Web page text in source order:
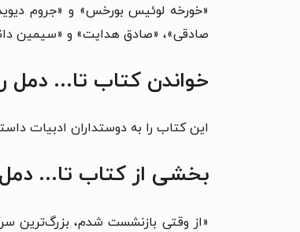
«خورخه لوئیس بورخس» و «جروم
صادقی»، «صادق هدایت» و «سیمین
خواندن کتاب تا... دمل
این کتاب را به دوستداران ادبیات
بخشی از کتاب تا... دمل
«از وقتی بازنشست شدم، بزرگ‌ترین